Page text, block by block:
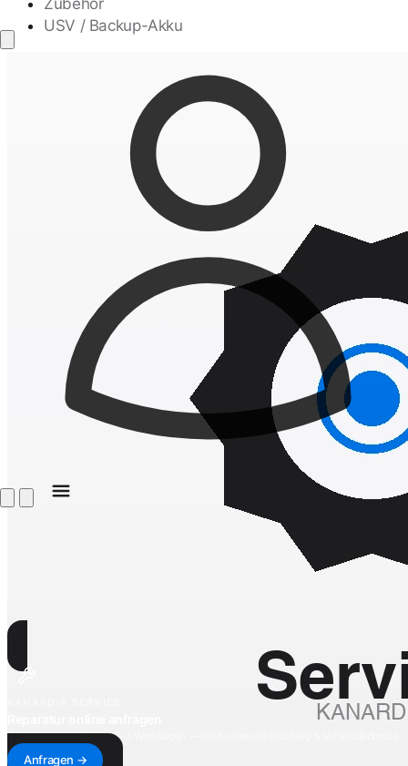
Zubehör
USV / Backup-Akku
Antwort innerhalb von 1–3 Werktagen — mit Kostenvoranschlag & Versandadresse.
Anfragen →